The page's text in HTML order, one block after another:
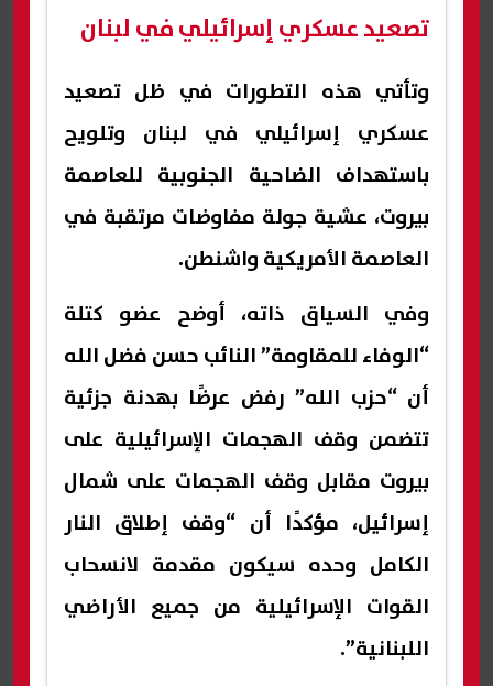
تصعيد عسكري إسرائيلي في لبنان
وتأتي هذه التطورات في ظل تصعيد
عسكري إسرائيلي في لبنان وتلويح
باستهداف الضاحية الجنوبية للعاصمة
بيروت، عشية جولة مفاوضات مرتقبة في
العاصمة الأمريكية واشنطن.
وفي السياق ذاته، أوضح عضو كتلة
“الوفاء للمقاومة” النائب حسن فضل الله
أن “حزب الله” رفض عرضًا بهدنة جزئية
تتضمن وقف الهجمات الإسرائيلية على
بيروت مقابل وقف الهجمات على شمال
إسرائيل، مؤكدًا أن “وقف إطلاق النار
الكامل وحده سيكون مقدمة لانسحاب
القوات الإسرائيلية من جميع الأراضي
اللبنانية”.